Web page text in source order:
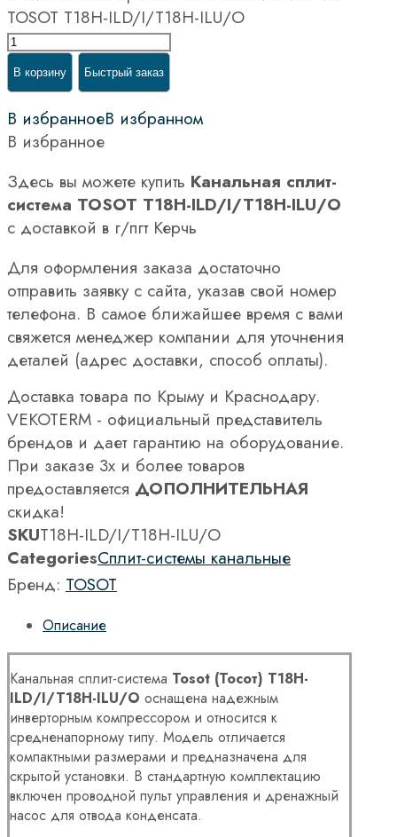
TOSOT T18H-ILD/I/T18H-ILU/O
В корзину Быстрый заказ
В избранноеВ избранном
В избранное
Здесь вы можете купить Канальная сплит-
система TOSOT T18H-ILD/I/T18H-ILU/O
с доставкой в г/пгт Керчь
Для оформления заказа достаточно
отправить заявку с сайта, указав свой номер
телефона. В самое ближайшее время с вами
свяжется менеджер компании для уточнения
деталей (адрес доставки, способ оплаты).
Доставка товара по Крыму и Краснодару.
VEKOTERM - официальный представитель
брендов и дает гарантию на оборудование.
При заказе 3х и более товаров
предоставляется ДОПОЛНИТЕЛЬНАЯ
скидка!
SKUT18H-ILD/I/T18H-ILU/O
CategoriesСплит-системы канальные
Бренд: TOSOT
Описание
Канальная сплит-система Tosot (Тосот) T18H-
ILD/I/T18H-ILU/O оснащена надежным
инверторным компрессором и относится к
средненапорному типу. Модель отличается
компактными размерами и предназначена для
скрытой установки. В стандартную комплектацию
включен проводной пульт управления и дренажный
насос для отвода конденсата.